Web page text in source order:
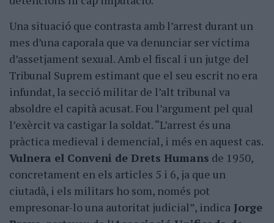
Una situació que contrasta amb l’arrest durant un
mes d’una caporala que va denunciar ser víctima
d’assetjament sexual. Amb el fiscal i un jutge del
Tribunal Suprem estimant que el seu escrit no era
infundat, la secció militar de l’alt tribunal va
absoldre el capità acusat. Fou l’argument pel qual
l’exèrcit va castigar la soldat. “L’arrest és una
pràctica medieval i demencial, i més en aquest cas.
Vulnera el Conveni de Drets Humans de 1950,
concretament en els articles 5 i 6, ja que un
ciutadà, i els militars ho som, només pot
empresonar-lo una autoritat judicial”, indica Jorge